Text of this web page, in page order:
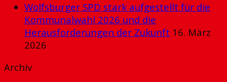
Wolfsburger SPD stark aufgestellt für die
Kommunalwahl 2026 und die
Herausforderungen der Zukunft 16. März
2026
Archiv